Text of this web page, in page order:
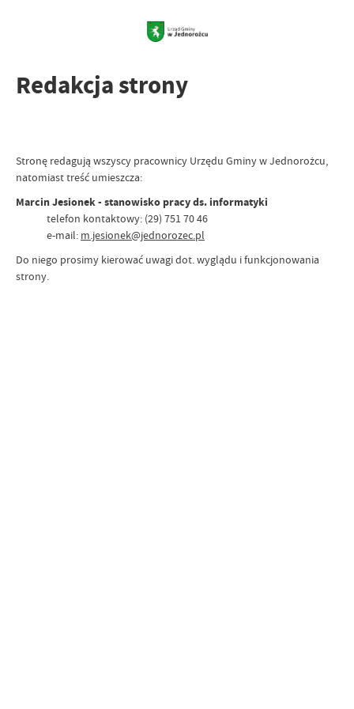
Redakcja strony
Stronę redagują wszyscy pracownicy Urzędu Gminy w Jednorożcu,
natomiast treść umieszcza:
Marcin Jesionek - stanowisko pracy ds. informatyki
telefon kontaktowy: (29) 751 70 46
e-mail: m.jesionek@jednorozec.pl
Do niego prosimy kierować uwagi dot. wyglądu i funkcjonowania
strony.